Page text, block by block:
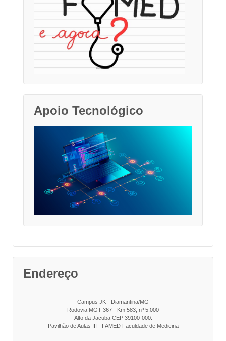
Apoio Tecnológico
Endereço
Campus JK - Diamantina/MG
Rodovia MGT 367 - Km 583, nº 5.000
Alto da Jacuba CEP 39100-000.
Pavilhão de Aulas III - FAMED Faculdade de Medicina